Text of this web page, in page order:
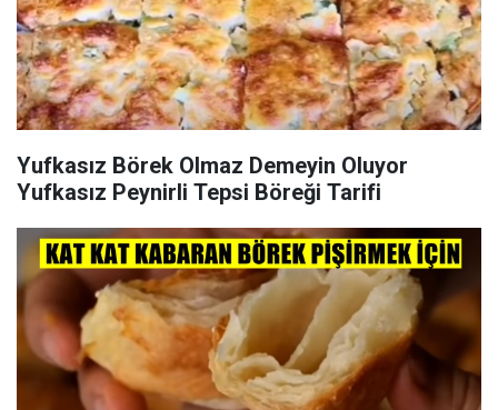
Yufkasız Börek Olmaz Demeyin Oluyor
Yufkasız Peynirli Tepsi Böreği Tarifi